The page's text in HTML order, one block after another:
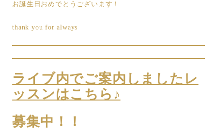
お誕生日おめでとうございます！
thank you for always
ライブ内でご案内しましたレ
ッスンはこちら♪
募集中！！